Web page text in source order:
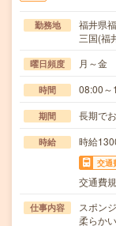
勤務地
福井県
三国(福
曜日頻度 月～金
時間 08:00～
期間 長期で
時給 時給
交通
交通費
仕事内容
スポン
柔らか